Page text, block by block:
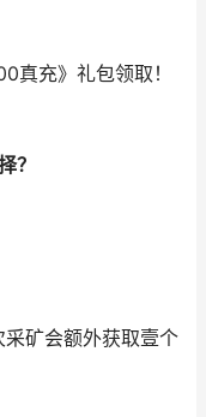
真充》礼包领取！
？
矿会额外获取壹个